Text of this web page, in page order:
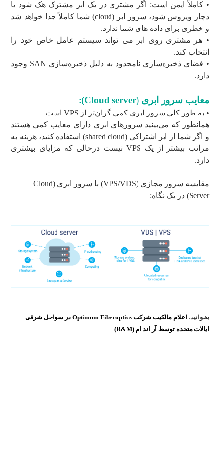
• کاملاً ایمن است: اگر مشتری در یک ابر مشترک هک شود یا
دچار ویروس شود، سرور ابر (cloud) شما کاملاً جدا خواهد شد
و خطری برای داده های شما ندارد.
• هر مشتری روی ابر می تواند سیستم عامل خاص خود را
انتخاب کند.
• فضای ذخیره‌سازی نامحدود به دلیل ذخیره‌سازی SAN وجود
دارد.
معایب سرور ابری (Cloud server):
• به طور کلی سرور ابری کمی گران‌تر از VPS است.
همانطور که می‌بینید سرورهای ابری دارای معایب کمی هستند
و اگر شما از ابر اشتراکی (shared cloud) استفاده کنید، هزینه به
مراتب بیشتر از یک VPS نیست درحالی که مزایای بیشتری
دارد.
مقایسه سرور مجازی (VPS/VDS) با سرور ابری (Cloud
Server) در یک نگاه:
بخوانید:
اعلام مالکیت شرکت Optimum Fiberoptics در سواحل شرقی
ایالات متحده توسط آر اند ام (R&M)